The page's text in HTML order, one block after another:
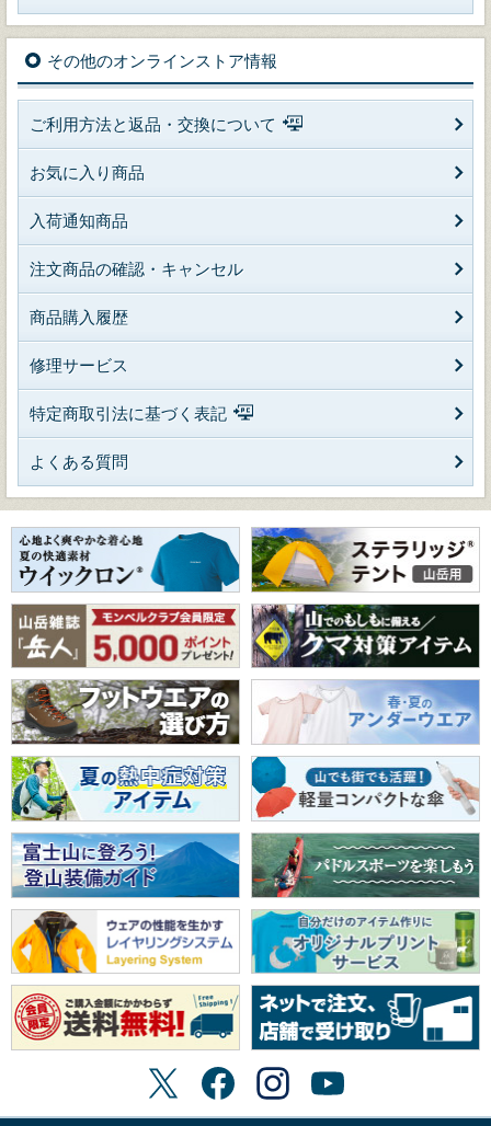
その他のオンラインストア情報
ご利用方法と返品・交換について
お気に入り商品
入荷通知商品
注文商品の確認・キャンセル
商品購入履歴
修理サービス
特定商取引法に基づく表記
よくある質問